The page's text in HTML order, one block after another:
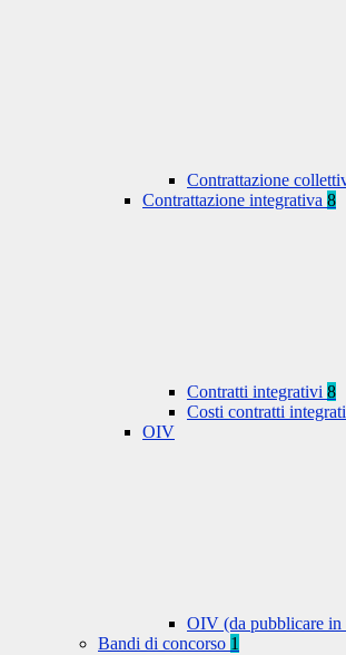
Contrattazione
Contrattazione integrativa 8
Contratti integrativi 8
Costi contratti
OIV
OIV (da pubblicare in
Bandi di concorso 1